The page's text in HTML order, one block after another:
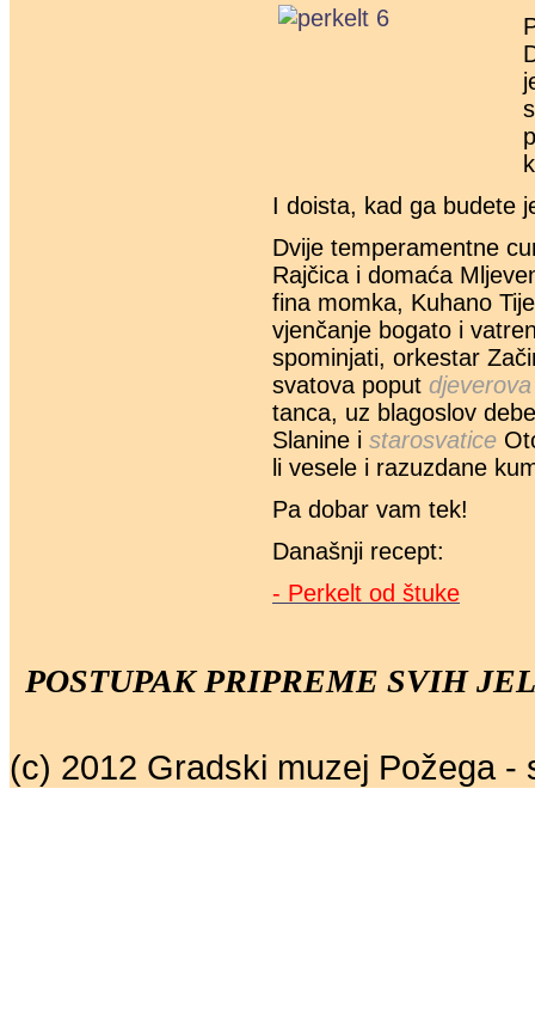
I doista, kad ga budete
Dvije temperamentne
Rajčica i domaća
fina momka, Kuhano
vjenčanje bogato i
spominjati, orkestar
svatova poput djeverova
tanca, uz blagoslov
Slanine i starosvatice
li vesele i razuzdane
Pa dobar vam tek!
Današnji recept:
- Perkelt od štuke
POSTUPAK PRIPREME SVIH
(c) 2012 Gradski muzej Požega -